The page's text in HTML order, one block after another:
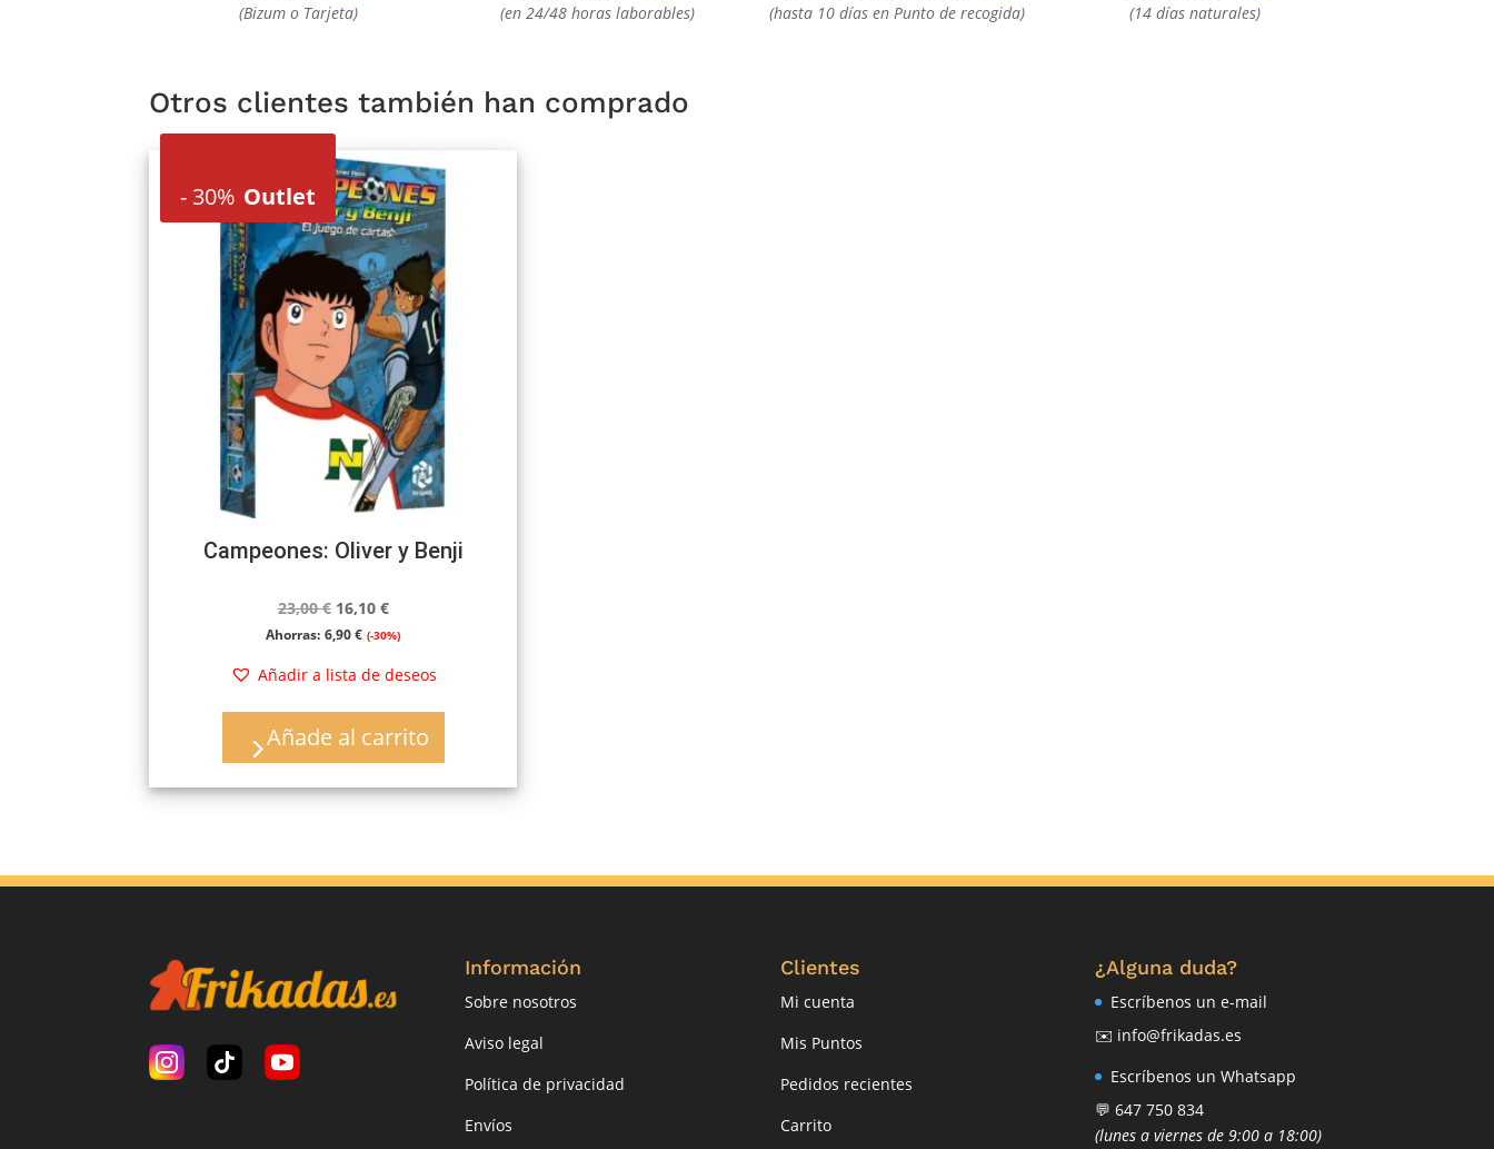
(Bizum o Tarjeta)
(en 24/48 horas laborables)
(hasta 10 días en Punto de recogida)
(14 días naturales)
Otros clientes también han comprado
- 30% Outlet
Campeones: Oliver y Benji
23,00€ El
precio
era:
23,00 €.
16,10 €El
precio
es:
16,10 €.
Ahorras: 6,90€ (-30%)
Añadir a lista de deseos
Añade al carrito
Información
Sobre nosotros
Aviso legal
Política de privacidad
Envíos
Clientes
Mi cuenta
Mis Puntos
Pedidos recientes
Carrito
¿Alguna duda?
Escríbenos un e-mail
✉️ info@frikadas.es
Escríbenos un Whatsapp
💬 647 750 834
(lunes a viernes de 9:00 a 18:00)